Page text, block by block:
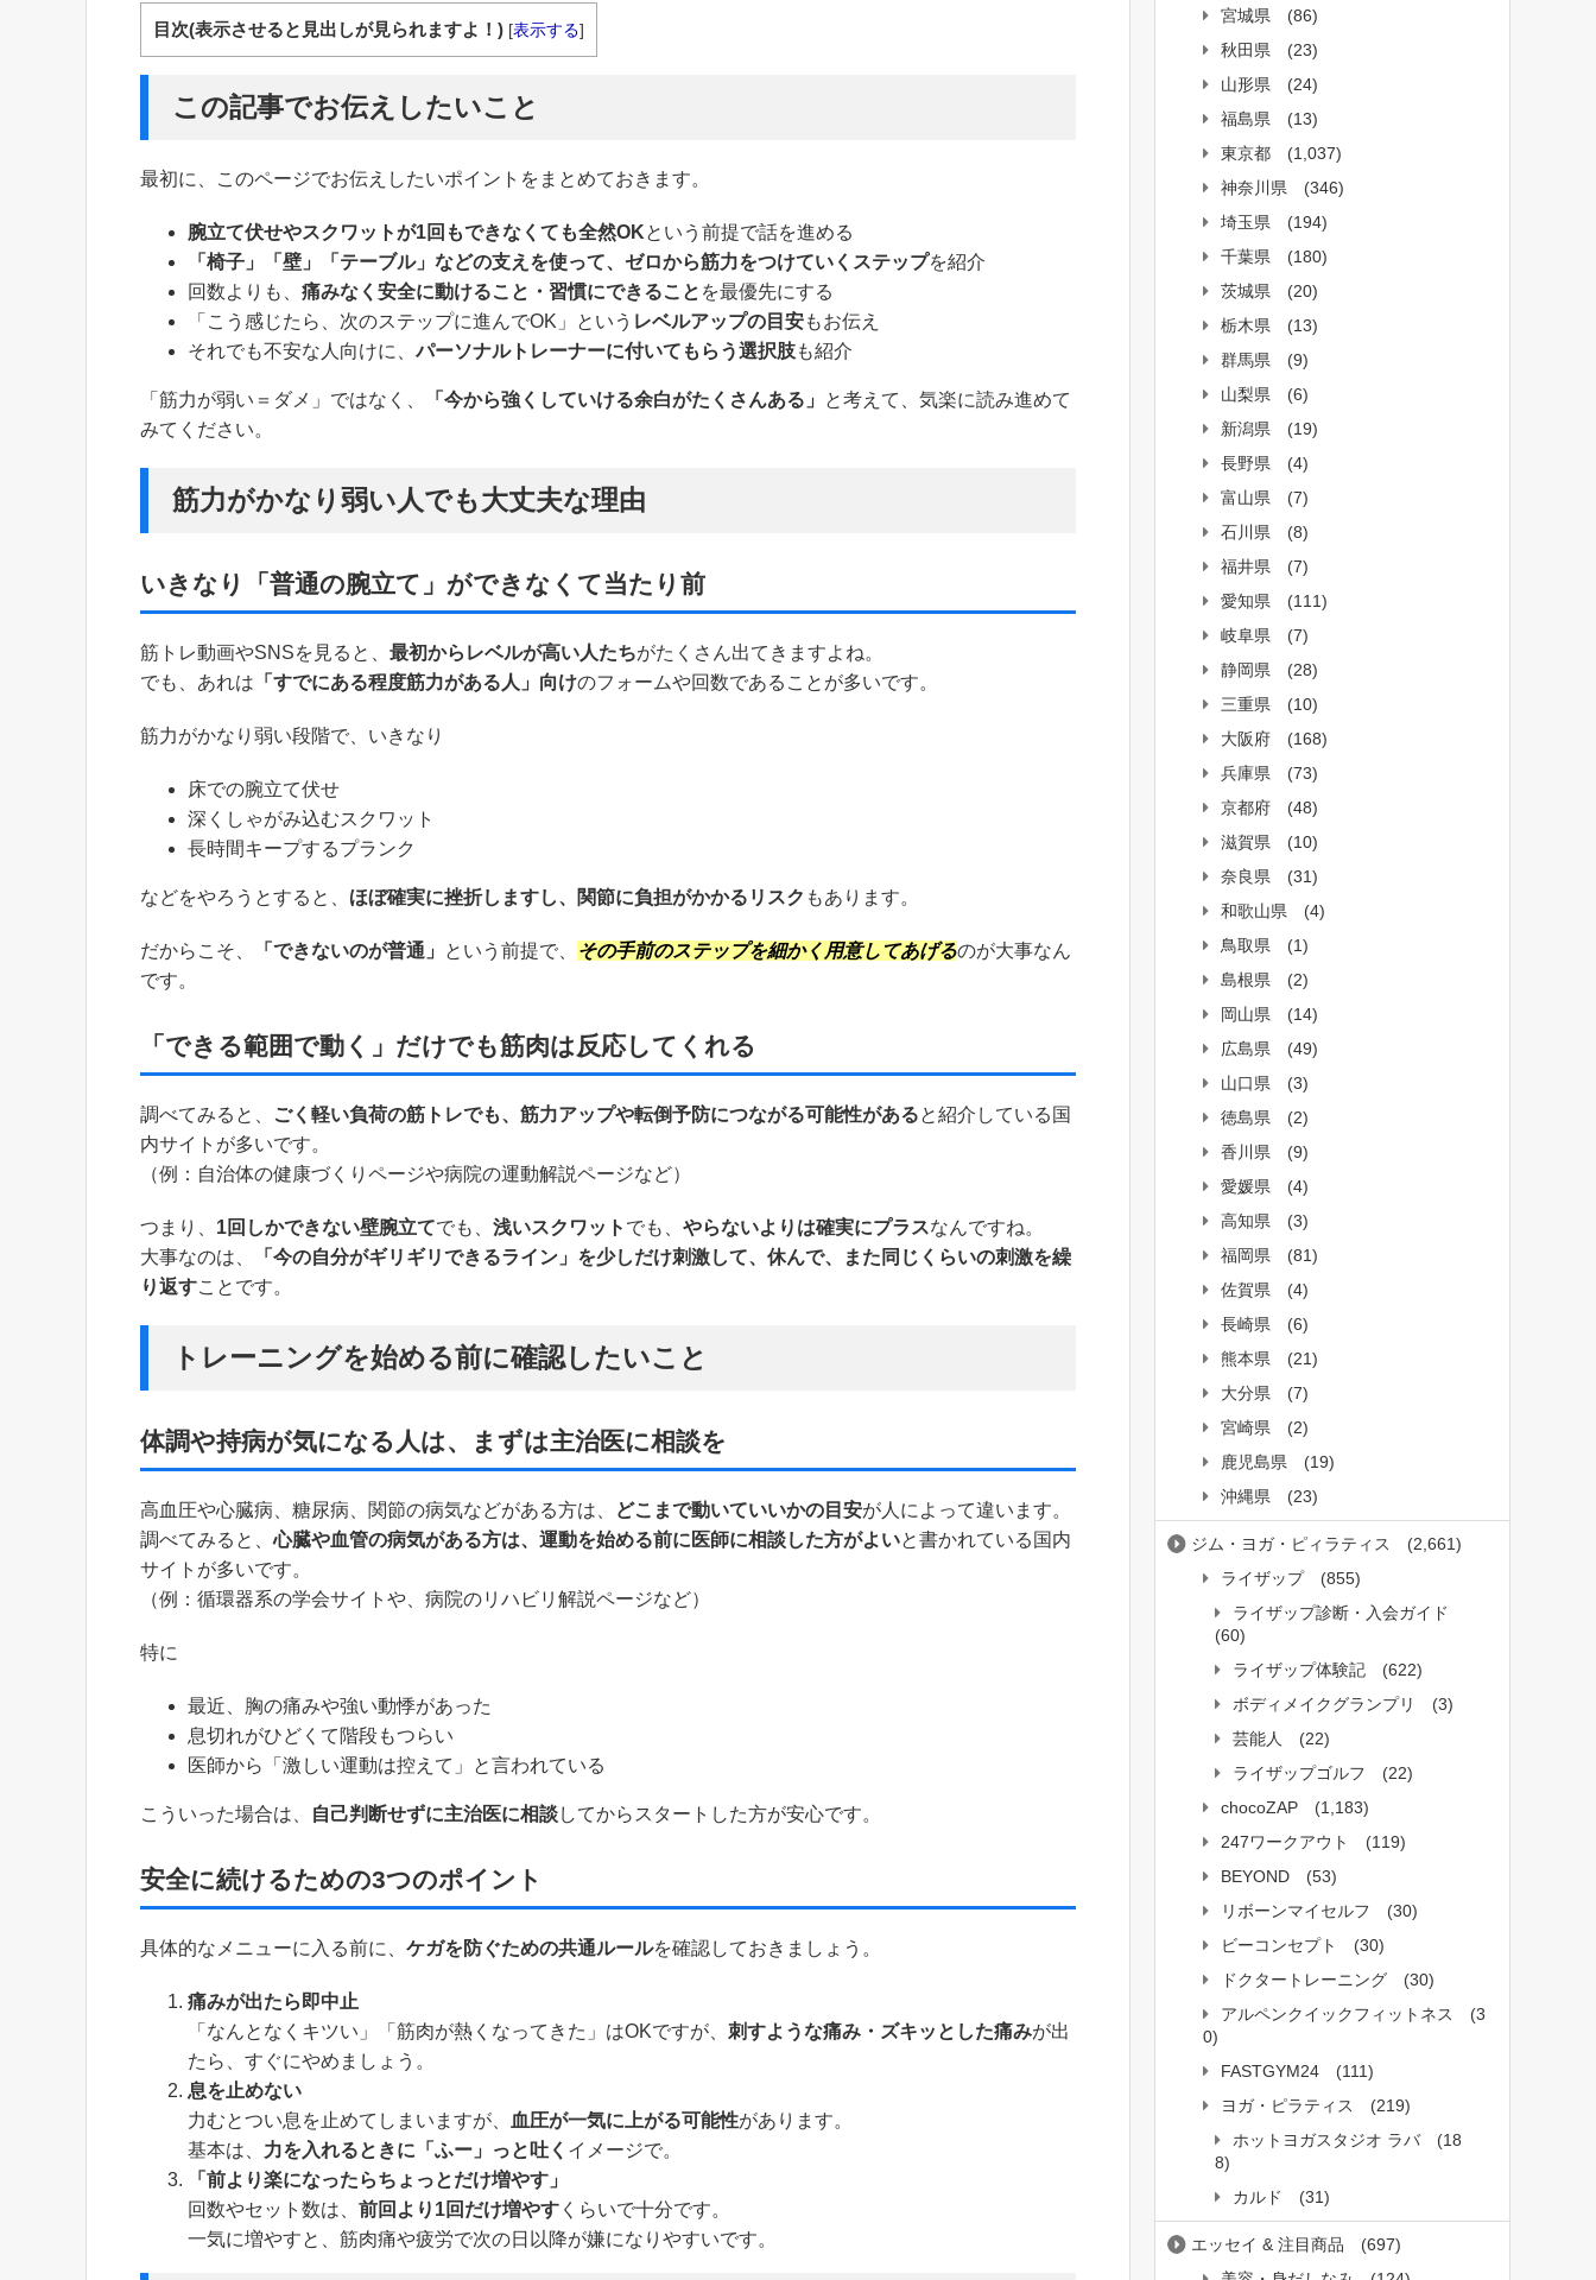
目次(表示させると見出しが見られますよ！) [表示する]
この記事でお伝えしたいこと
最初に、このページでお伝えしたいポイントをまとめておきます。
腕立て伏せやスクワットが1回もできなくても全然OKという前提で話を進める
「椅子」「壁」「テーブル」などの支えを使って、ゼロから筋力をつけていくステップを紹介
回数よりも、 痛みなく安全に動けること・習慣にできること を最優先にする
「こう感じたら、次のステップに進んでOK」という レベルアップの目安もお伝え
それでも不安な人向けに、パーソナルトレーナーに付いてもらう選択肢も紹介
「筋力が弱い＝ダメ」ではなく、 「今から強くしていける余白がたくさんある」
と考えて、気楽に読み進めて
みてください。
筋力がかなり弱い人でも大丈夫な理由
いきなり「普通の腕立て」ができなくて当たり前
筋トレ動画やSNSを見ると、 最初からレベルが高い人たちがたくさん出てきますよね。
でも、あれは 「すでにある程度筋力がある人」向けのフォームや回数であることが多いです。
筋力がかなり弱い段階で、いきなり
床での腕立て伏せ
深くしゃがみ込むスクワット
長時間キープするプランク
などをやろうとすると、 ほぼ確実に挫折しますし、関節に負担がかかるリスク もあります。
だからこそ、 「できないのが普通」 という前提で、 その手前のステップを細かく用意してあげるのが大事なん
です。
「できる範囲で動く」だけでも筋肉は反応してくれる
調べてみると、 ごく軽い負荷の筋トレでも、筋力アップや転倒予防につながる可能性があると紹介している国
内サイトが多いです。
（例：自治体の健康づくりページや病院の運動解説ページなど）
つまり、 1回しかできない壁腕立てでも、 浅いスクワット でも、 やらないよりは確実にプラスなんですね。
大事なのは、
「今の自分がギリギリできるライン」を少しだけ刺激して、休んで、また同じくらいの刺激を繰
り返すことです。
トレーニングを始める前に確認したいこと
体調や持病が気になる人は、まずは主治医に相談を
高血圧や心臓病、糖尿病、関節の病気などがある方は、 どこまで動いていいかの目安が人によって違います。
調べてみると、心臓や血管の病気がある方は、運動を始める前に医師に相談した方がよいと書かれている国内
サイトが多いです。
（例：循環器系の学会サイトや、病院のリハビリ解説ページなど）
特に
最近、胸の痛みや強い動悸があった
息切れがひどくて階段もつらい
医師から「激しい運動は控えて」と言われている
こういった場合は、 自己判断せずに主治医に相談してからスタートした方が安心です。
安全に続けるための3つのポイント
具体的なメニューに入る前に、 ケガを防ぐための共通ルールを確認しておきましょう。
痛みが出たら即中止
「なんとなくキツい」「筋肉が熱くなってきた」はOKですが、 刺すような痛み・ズキッとした痛みが出
たら、すぐにやめましょう。
息を止めない
力むとつい息を止めてしまいますが、
血圧が一気に上がる可能性があります。
基本は、 力を入れるときに「ふー」っと吐く イメージで。
「前より楽になったらちょっとだけ増やす」
回数やセット数は、 前回より1回だけ増やす くらいで十分です。
一気に増やすと、筋肉痛や疲労で次の日以降が嫌になりやすいです。
宮城県
(86)
秋田県
(23)
山形県
(24)
福島県
(13)
東京都
(1,037)
神奈川県
(346)
埼玉県
(194)
千葉県
(180)
茨城県
(20)
栃木県
(13)
群馬県
(9)
山梨県
(6)
新潟県
(19)
長野県
(4)
富山県
(7)
石川県
(8)
福井県
(7)
愛知県
(111)
岐阜県
(7)
静岡県
(28)
三重県
(10)
大阪府
(168)
兵庫県
(73)
京都府
(48)
滋賀県
(10)
奈良県
(31)
和歌山県
(4)
鳥取県
(1)
島根県
(2)
岡山県
(14)
広島県
(49)
山口県
(3)
徳島県
(2)
香川県
(9)
愛媛県
(4)
高知県
(3)
福岡県
(81)
佐賀県
(4)
長崎県
(6)
熊本県
(21)
大分県
(7)
宮崎県
(2)
鹿児島県
(19)
沖縄県
(23)
ジム・ヨガ・ピィラティス
(2,661)
ライザップ
(855)
ライザップ診断・入会ガイド
(60)
ライザップ体験記
(622)
ボディメイクグランプリ
(3)
芸能人
(22)
ライザップゴルフ
(22)
chocoZAP
(1,183)
247ワークアウト
(119)
BEYOND
(53)
リボーンマイセルフ
(30)
ビーコンセプト
(30)
ドクタートレーニング
(30)
アルペンクイックフィットネス
(3
0)
FASTGYM24
(111)
ヨガ・ピラティス
(219)
ホットヨガスタジオ ラバ
(18
8)
カルド
(31)
エッセイ & 注目商品
(697)